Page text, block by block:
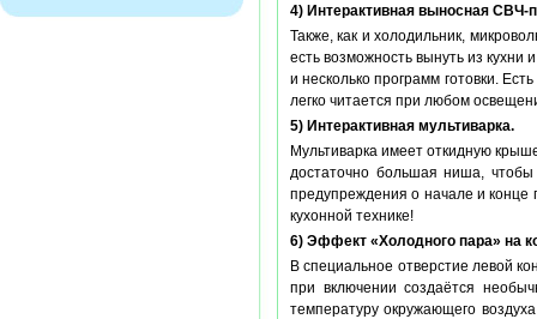
4) Интерактивная выносная СВЧ-
Также, как и холодильник,
есть возможность вынуть из кухни
и несколько программ готовки.
легко читается при любом
5) Интерактивная мультиварка.
Мультиварка имеет откидную
достаточно большая ниша,
предупреждения о начале и конце
кухонной технике!
6) Эффект «Холодного пара» на
В специальное отверстие левой
при включении создаётся
температуру окружающего